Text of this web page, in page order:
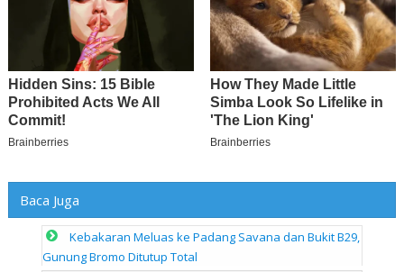
Baca Juga
Kebakaran Meluas ke Padang Savana dan Bukit B29,
Gunung Bromo Ditutup Total